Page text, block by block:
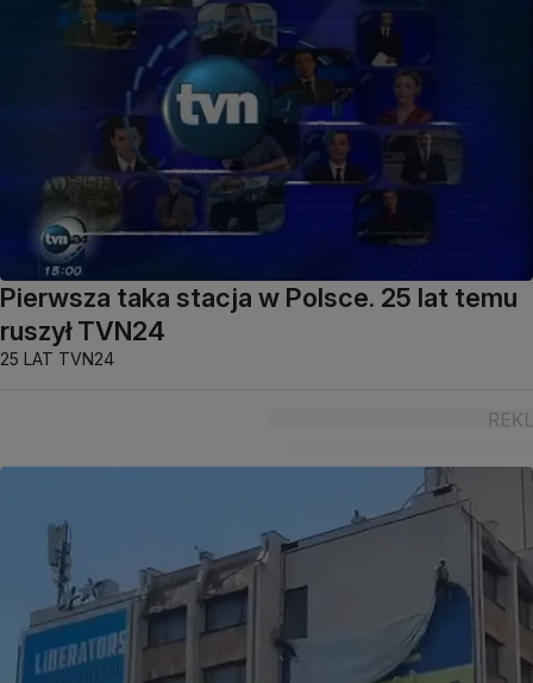
Pierwsza taka stacja w Polsce. 25 lat temu
ruszył TVN24
25 LAT TVN24